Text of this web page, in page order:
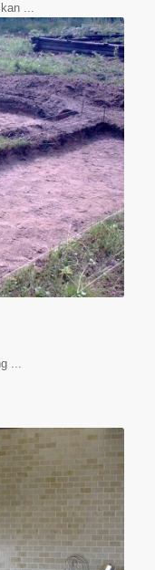
...
...